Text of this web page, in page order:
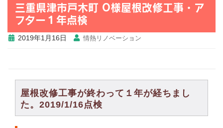
三重県津市戸木町 O様屋根改修工事・ア
フター１年点検
2019年1月16日 情熱リノベーション
屋根改修工事が終わって１年が経ちまし
た。2019/1/16点検